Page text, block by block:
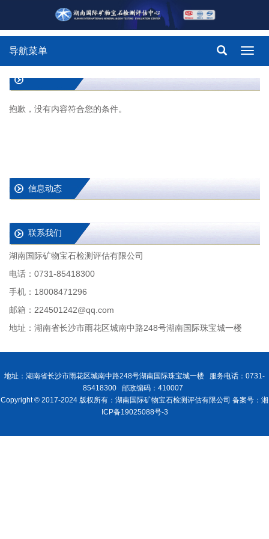
导航菜单
抱歉，没有内容符合您的条件。
信息动态
联系我们
湖南国际矿物宝石检测评估有限公司
电话：0731-85418300
手机：18008471296
邮箱：224501242@qq.com
地址：湖南省长沙市雨花区城南中路248号湖南国际珠宝城一楼
地址：湖南省长沙市雨花区城南中路248号湖南国际珠宝城一楼 服务电话：0731-
85418300 邮政编码：410007
Copyright © 2017-2024 版权所有：湖南国际矿物宝石检测评估有限公司 备案号：湘
ICP备19025088号-3